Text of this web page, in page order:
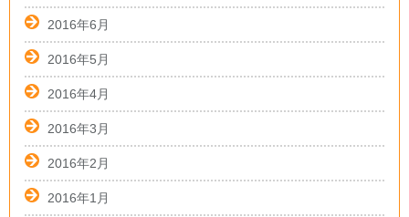
2016年6月
2016年5月
2016年4月
2016年3月
2016年2月
2016年1月